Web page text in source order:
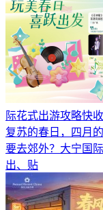
际花式出游攻略快收
复苏的春日，四月
要去郊外？大宁国
出、贴